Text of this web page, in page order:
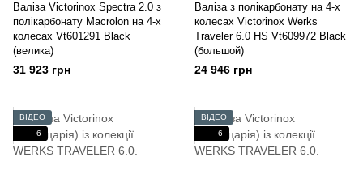
Валіза Victorinox Spectra 2.0 з
полікарбонату Macrolon на 4-х
колесах Vt601291 Black
(велика)
31 923 грн
Валіза з полікарбонату на 4-х
колесах Victorinox Werks
Traveler 6.0 HS Vt609972 Black
(большой)
24 946 грн
ВІДЕО
6
ВІДЕО
6